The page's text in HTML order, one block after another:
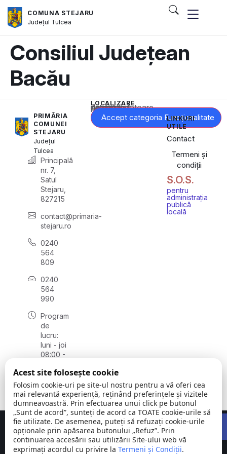
COMUNA STEJARU
Județul Tulcea
Consiliul Județean
Bacău
PRIMĂRIA
COMUNEI
STEJARU
Județul
Tulcea
Principală
nr. 7,
Satul
Stejaru,
827215
contact@primaria-
stejaru.ro
0240
564
809
0240
564
990
Program
de
lucru:
luni - joi
08:00 -
vineri
08:00 -
14:00
LOCALIZARE
Acest conținut este blocat până când acceptați categoria corespunzătoare de cookie-uri.
Accept categoria Funcționalitate
LINKURI
UTILE
Contact
Termeni și
condiții
S.O.S.
pentru
administrația
publică
locală
Comuna © Toate
Concept realizat deBig Media Relații Publice SRL
Acest site folosește cookie
Folosim cookie-uri pe site-ul nostru pentru a vă oferi cea
mai relevantă experiență, reținând preferințele și vizitele
dumneavoastră. Prin efectuarea unui click pe butonul
„Sunt de acord”, sunteți de acord ca TOATE cookie-urile să
fie utilizate. De asemenea, puteți să refuzați cookie-urile
opționale prin apăsarea butonului „Refuz”. Prin
continuarea accesării sau utilizării Site-ului web vă
exprimați acordul cu privire la Termeni și Condiții.